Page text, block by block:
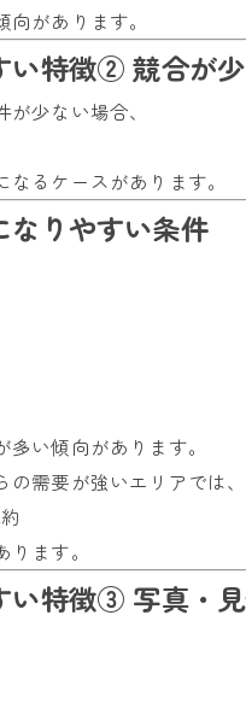
があります。
い特徴② 競合が
少ない場合、
るケースがあります。
なりやすい条件
い傾向があります。
需要が強いエリアでは、
ます。
い特徴③ 写真・